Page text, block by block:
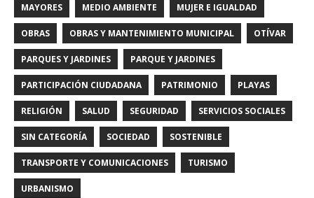
MAYORES MEDIO AMBIENTE MUJER E IGUALDAD
OBRAS OBRAS Y MANTENIMIENTO MUNICIPAL OTÍVAR
PARQUES Y JARDINES PARQUE Y JARDINES
PARTICIPACIÓN CIUDADANA PATRIMONIO PLAYAS
RELIGIÓN SALUD SEGURIDAD SERVICIOS SOCIALES
SIN CATEGORÍA SOCIEDAD SOSTENIBLE
TRANSPORTE Y COMUNICACIONES TURISMO
URBANISMO